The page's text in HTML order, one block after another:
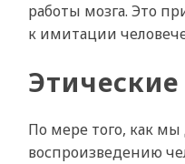
работы мозга. Это
к имитации
По мере того, как
воспроизведению